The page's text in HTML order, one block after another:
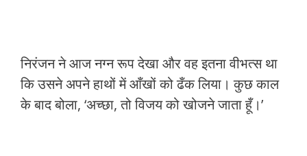
निरंजन ने आज नग्न रूप देखा और वह इतना वीभत्स था
कि उसने अपने हाथों में आँखों को ढँक लिया। कुछ काल
के बाद बोला, ‘अच्छा, तो विजय को खोजने जाता हूँ।’